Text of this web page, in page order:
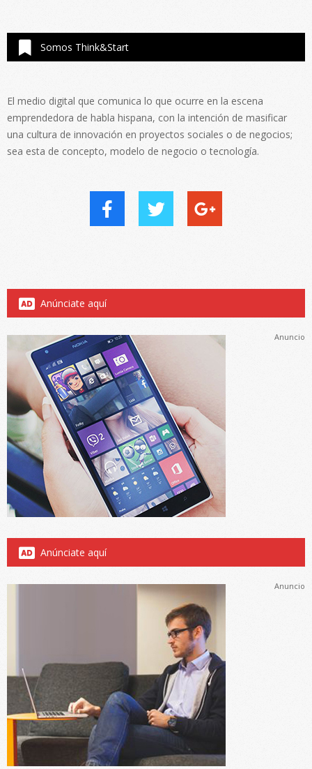
Somos Think&Start
El medio digital que comunica lo que ocurre en la escena
emprendedora de habla hispana, con la intención de masificar
una cultura de innovación en proyectos sociales o de negocios;
sea esta de concepto, modelo de negocio o tecnología.
Anúnciate aquí
Anuncio
Anúnciate aquí
Anuncio